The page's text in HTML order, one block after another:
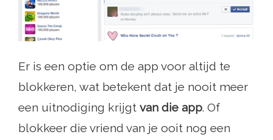
Er is een optie om de app voor altijd te
blokkeren, wat betekent dat je nooit meer
een uitnodiging krijgt van die app. Of
blokkeer die vriend van je ooit nog een